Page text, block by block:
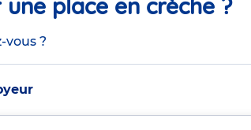
place en crèche ?
vous ?